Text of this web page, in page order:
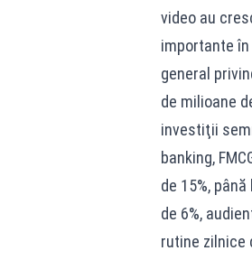
video au
importante
general
de milioane
investiţii
banking,
de 15%,
de 6%,
rutine zilnice